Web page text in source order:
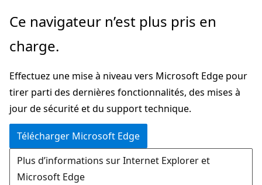
Passer
directement
au
principal
Ce navigateur n’est plus pris en
charge.
Effectuez une mise à niveau vers Microsoft Edge pour
tirer parti des dernières fonctionnalités, des mises à
jour de sécurité et du support technique.
Télécharger Microsoft Edge
Plus d’informations sur Internet Explorer et
Microsoft Edge